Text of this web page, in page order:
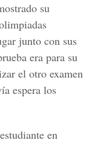
su
junto con sus
era para su
el otro examen
espera los
en